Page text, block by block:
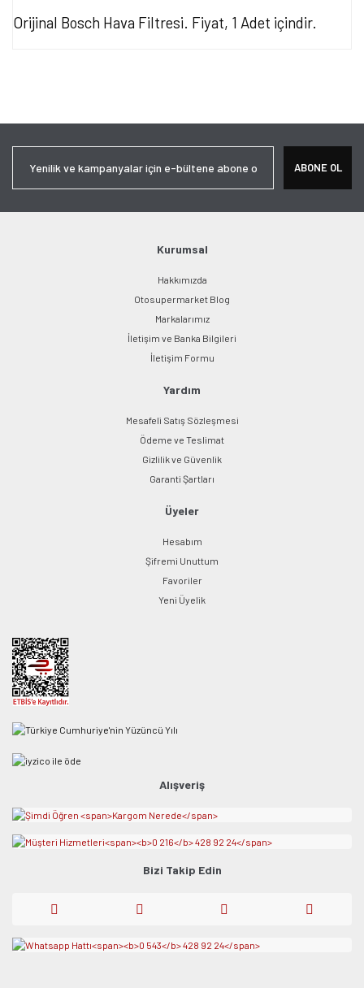
Orijinal Bosch Hava Filtresi. Fiyat, 1 Adet içindir.
Ürün açıklamasında eksik bilgiler bulunuyor.
Bu ürüne benzer farklı alternatifler olmalı.
Gönder
ABONE OL
Kurumsal
Hakkımızda
Otosupermarket Blog
Markalarımız
İletişim ve Banka Bilgileri
İletişim Formu
Yardım
Mesafeli Satış Sözleşmesi
Ödeme ve Teslimat
Gizlilik ve Güvenlik
Garanti Şartları
Üyeler
Hesabım
Şifremi Unuttum
Favoriler
Yeni Üyelik
Alışveriş
Bizi Takip Edin